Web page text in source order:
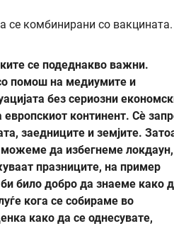
се комбинирани со вакцината.
се подеднакво важни.
помош на медиумите и
без сериозни
континент. Сè
заедниците и земјите.
да избегнеме локдаун,
празниците, на пример
било добро да знаеме како
кога се собираме во
како да се однесувате,